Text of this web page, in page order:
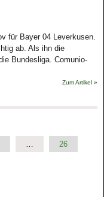
für Bayer 04 Leverkusen.
ab. Als ihn die
Bundesliga. Comunio-
Zum Artikel »
26